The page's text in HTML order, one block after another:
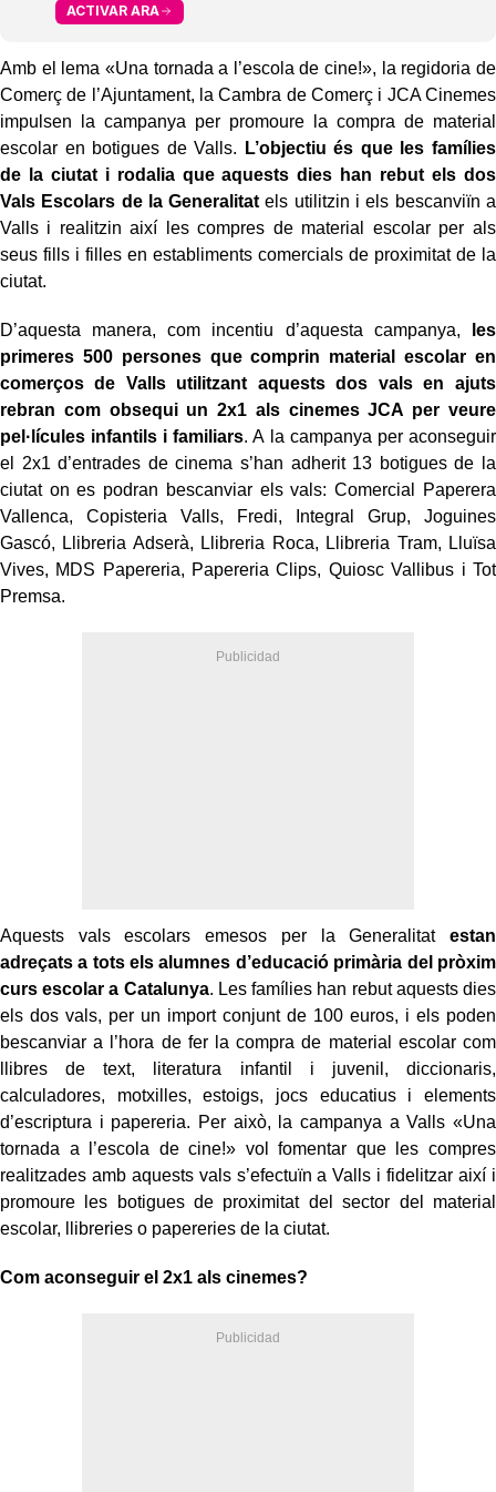
ACTIVAR ARA
Amb el lema «Una tornada a l’escola de cine!», la regidoria de
Comerç de l’Ajuntament, la Cambra de Comerç i JCA Cinemes
impulsen la campanya per promoure la compra de material
escolar en botigues de Valls.
L’objectiu és que les famílies
de la ciutat i rodalia que aquests dies han rebut els dos
Vals Escolars de la Generalitat els utilitzin i els bescanviïn a
Valls i realitzin així les compres de material escolar per als
seus fills i filles en establiments comercials de proximitat de la
ciutat.
D’aquesta manera, com incentiu d’aquesta campanya, les
primeres 500 persones que comprin material escolar en
comerços de Valls utilitzant aquests dos vals en ajuts
rebran com obsequi un 2x1 als cinemes JCA per veure
pel·lícules infantils i familiars. A la campanya per aconseguir
el 2x1 d’entrades de cinema s’han adherit 13 botigues de la
ciutat on es podran bescanviar els vals: Comercial Paperera
Vallenca, Copisteria Valls, Fredi, Integral Grup, Joguines
Gascó, Llibreria Adserà, Llibreria Roca, Llibreria Tram, Lluïsa
Vives, MDS Papereria, Papereria Clips, Quiosc Vallibus i Tot
Premsa.
Aquests vals escolars emesos per la Generalitat estan
adreçats a tots els alumnes d’educació primària del pròxim
curs escolar a Catalunya. Les famílies han rebut aquests dies
els dos vals, per un import conjunt de 100 euros, i els poden
bescanviar a l’hora de fer la compra de material escolar com
llibres de text, literatura infantil i juvenil, diccionaris,
calculadores, motxilles, estoigs, jocs educatius i elements
d’escriptura i papereria. Per això, la campanya a Valls «Una
tornada a l’escola de cine!» vol fomentar que les compres
realitzades amb aquests vals s’efectuïn a Valls i fidelitzar així i
promoure les botigues de proximitat del sector del material
escolar, llibreries o papereries de la ciutat.
Com aconseguir el 2x1 als cinemes?